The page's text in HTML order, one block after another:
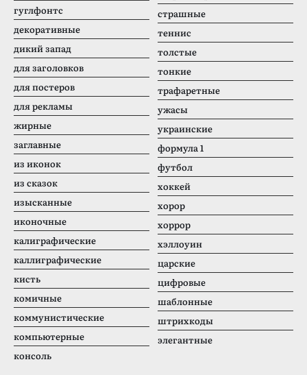
гуглфонтс
декоративные
дикий запад
для заголовков
для постеров
для рекламы
жирные
заглавные
из иконок
из сказок
изысканные
иконочные
калиграфические
каллиграфические
кисть
комичные
коммунистические
компьютерные
консоль
страшные
теннис
толстые
тонкие
трафаретные
ужасы
украинские
формула 1
футбол
хоккей
хорор
хоррор
хэллоуин
царские
цифровые
шаблонные
штрихкоды
элегантные